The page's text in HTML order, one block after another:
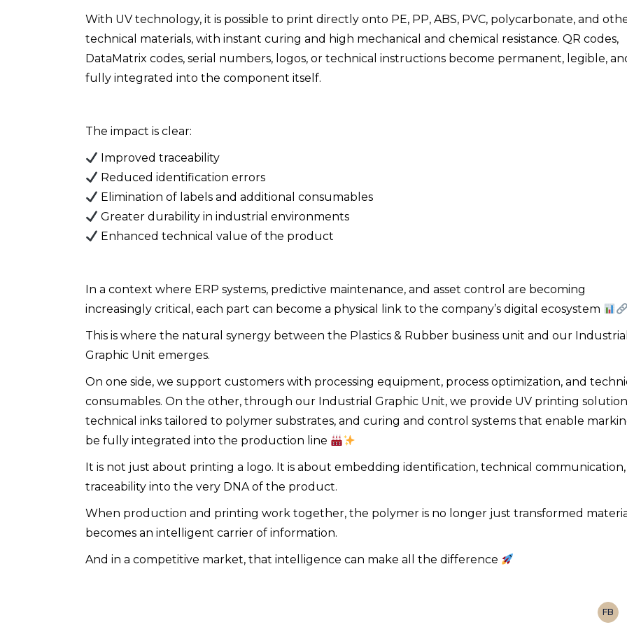
With UV technology, it is possible to print directly onto PE, PP, ABS, PVC, polycarbonate, and
technical materials, with instant curing and high mechanical and chemical resistance. QR codes,
DataMatrix codes, serial numbers, logos, or technical instructions become permanent, legible,
fully integrated into the component itself.
The impact is clear:
Improved traceability
Reduced identification errors
Elimination of labels and additional consumables
Greater durability in industrial environments
Enhanced technical value of the product
In a context where ERP systems, predictive maintenance, and asset control are becoming
increasingly critical, each part can become a physical link to the company’s digital ecosystem
This is where the natural synergy between the Plastics & Rubber business unit and our
Graphic Unit emerges.
On one side, we support customers with processing equipment, process optimization, and
consumables. On the other, through our Industrial Graphic Unit, we provide UV printing
technical inks tailored to polymer substrates, and curing and control systems that enable
be fully integrated into the production line
It is not just about printing a logo. It is about embedding identification, technical
traceability into the very DNA of the product.
When production and printing work together, the polymer is no longer just transformed
becomes an intelligent carrier of information.
And in a competitive market, that intelligence can make all the difference
FB